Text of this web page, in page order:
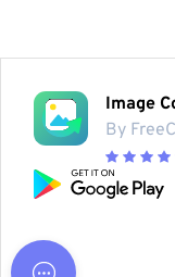
Image
By